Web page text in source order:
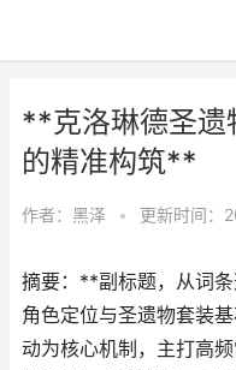
**克洛琳德圣遗
的精准构筑**
作者： 黑泽 • 更新时间：
摘要：**副标题，从词
角色定位与圣遗物套装
动为核心机制，主打高